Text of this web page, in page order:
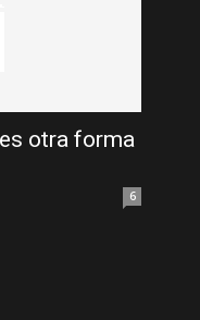
otra forma
6